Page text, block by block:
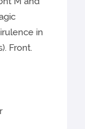
in
Front.